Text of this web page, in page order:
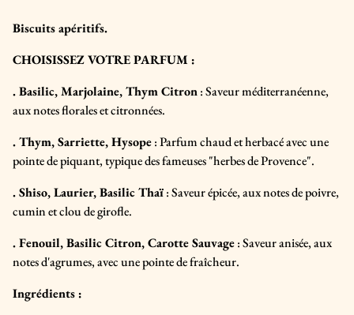
Biscuits apéritifs.
CHOISISSEZ VOTRE PARFUM :
. Basilic, Marjolaine, Thym Citron: Saveur méditerranéenne,
aux notes florales et citronnées.
. Thym, Sarriette, Hysope: Parfum chaud et herbacé avec une
pointe de piquant, typique des fameuses "herbes de Provence".
. Shiso, Laurier, Basilic Thaï: Saveur épicée, aux notes de poivre,
cumin et clou de girofle.
. Fenouil, Basilic Citron, Carotte Sauvage: Saveur anisée, aux
notes d'agrumes, avec une pointe de fraîcheur.
Ingrédients :